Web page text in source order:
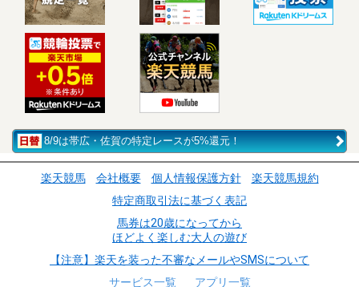
8/9は帯広・佐賀の特定レースが5%還元！
楽天競馬 会社概要 個人情報保護方針
楽天競馬規約
特定商取引法に基づく表記
馬券は20歳になってから
ほどよく楽しむ大人の遊び
【注意】楽天を装った不審なメールやSMSについて
サービス一覧
アプリ一覧